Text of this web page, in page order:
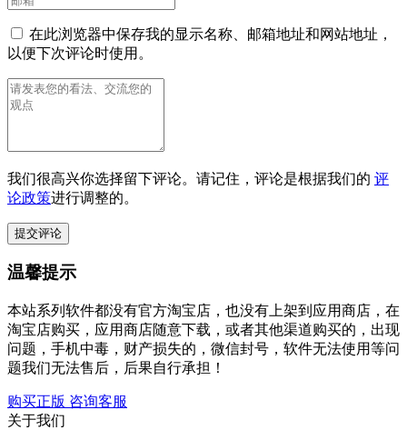
在此浏览器中保存我的显示名称、邮箱地址和网站地址，
以便下次评论时使用。
我们很高兴你选择留下评论。请记住，评论是根据我们的 评
论政策进行调整的。
温馨提示
本站系列软件都没有官方淘宝店，也没有上架到应用商店，在
淘宝店购买，应用商店随意下载，或者其他渠道购买的，出现
问题，手机中毒，财产损失的，微信封号，软件无法使用等问
题我们无法售后，后果自行承担！
购买正版 咨询客服
关于我们